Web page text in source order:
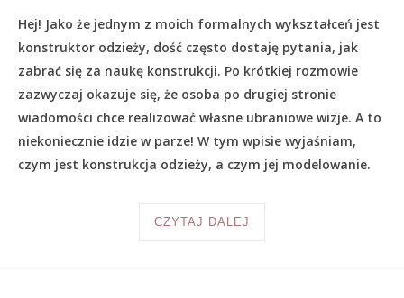
Hej! Jako że jednym z moich formalnych wykształceń jest
konstruktor odzieży, dość często dostaję pytania, jak
zabrać się za naukę konstrukcji. Po krótkiej rozmowie
zazwyczaj okazuje się, że osoba po drugiej stronie
wiadomości chce realizować własne ubraniowe wizje. A to
niekoniecznie idzie w parze! W tym wpisie wyjaśniam,
czym jest konstrukcja odzieży, a czym jej modelowanie.
CZYTAJ DALEJ